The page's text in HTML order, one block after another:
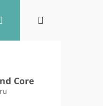
Přihlášení
Core